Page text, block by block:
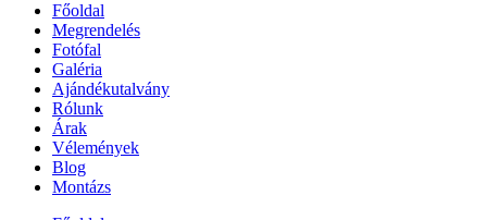
Főoldal
Megrendelés
Fotófal
Galéria
Ajándékutalvány
Rólunk
Árak
Vélemények
Blog
Montázs